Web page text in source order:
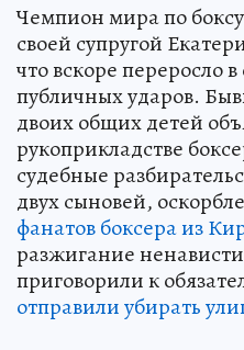
Чемпион мира по
своей супругой
что вскоре переросло
публичных ударов.
двоих общих детей
рукоприкладстве
судебные
двух сыновей,
фанатов боксера из
разжигание
приговорили к
отправили убирать